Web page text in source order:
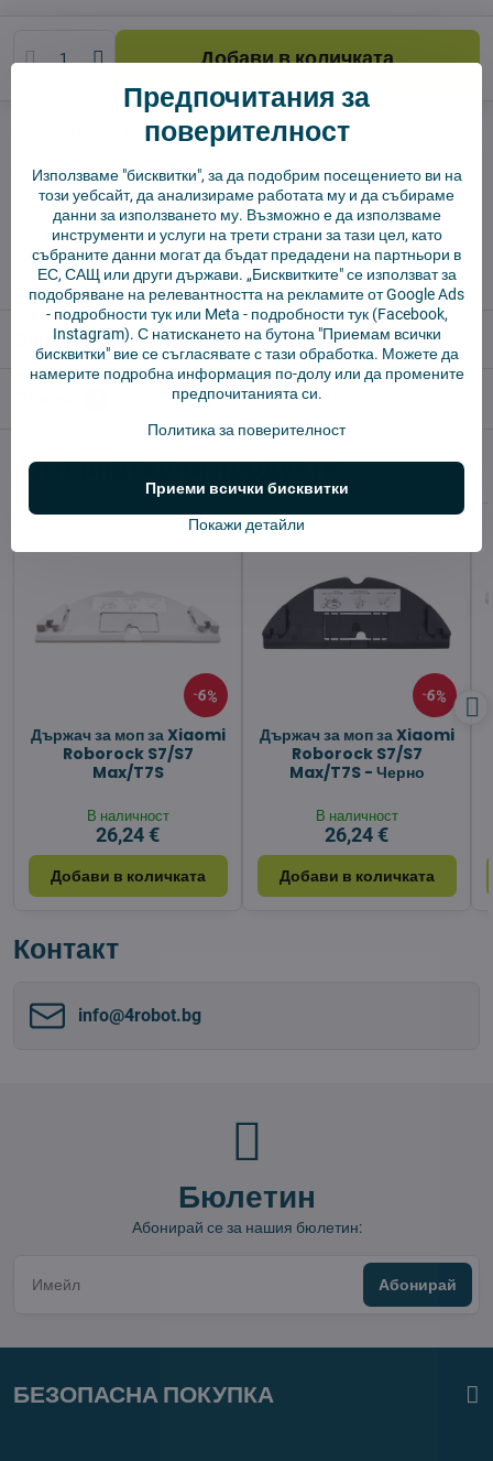
Добави в количката
Доставки
производител: Vysajto.sk
✅ Готов за изпращане веднага
✅ БЕЗПЛАТНА доставка над 55 EUR.
✅ 14 дни политика за връщане
Описание
Алтернативни продукти
6%
Държач за моп за Xiaomi
Roborock S7/S7
Max/T7S
В наличност
26,24 €
Добави в количката
6%
Държач за моп за Xiaomi
Roborock S7/S7
Max/T7S - Черно
В наличност
26,24 €
Добави в количката
Контакт
info​@4robot​.bg
Бюлетин
Абонирай се за нашия бюлетин:
Абонирай
БЕЗОПАСНА ПОКУПКА
Предпочитания за
поверителност
Използваме "бисквитки", за да подобрим посещението ви на
този уебсайт, да анализираме работата му и да събираме
данни за използването му. Възможно е да използваме
инструменти и услуги на трети страни за тази цел, като
събраните данни могат да бъдат предадени на партньори в
ЕС, САЩ или други държави. „Бисквитките" се използват за
подобряване на релевантността на рекламите от Google Ads
- подробности тукили Meta - подробности тук(Facebook,
Instagram). С натискането на бутона "Приемам всички
бисквитки" вие се съгласявате с тази обработка. Можете да
намерите подробна информация по-долу или да промените
предпочитанията си.
Политика за поверителност
Покажи детайли
Приеми всички бисквитки